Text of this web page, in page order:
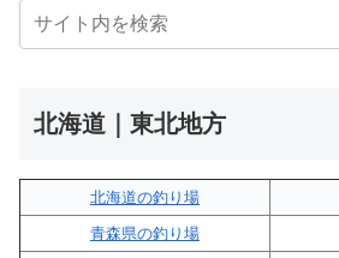
北海道｜東北地方
北海道の釣り場
青森県の釣り場